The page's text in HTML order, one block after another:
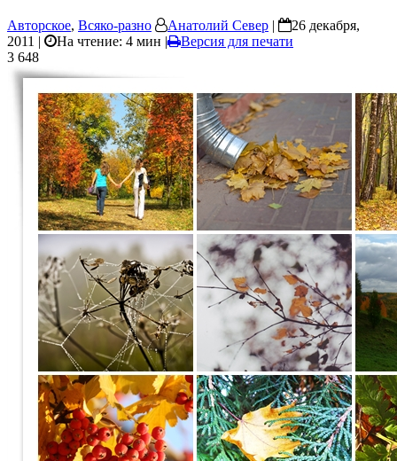
Авторское, Всяко-разно Анатолий Север |
26 декабря,
2011 |
На чтение: 4 мин |
Версия для печати
3 648